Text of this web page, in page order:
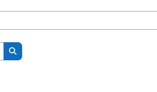
Rechercher des cours